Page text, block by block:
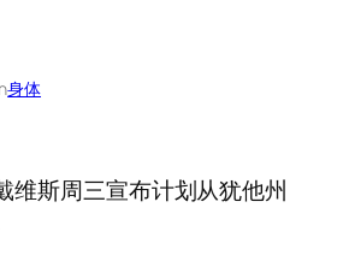
身体
维斯周三宣布计划从犹他州